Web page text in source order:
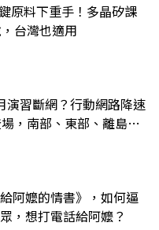
原料下重手！多晶矽課
台灣也適用
演習斷網？行動網路降速
，南部、東部、離島為
阿嬤的情書》，如何逼
，想打電話給阿嬤？